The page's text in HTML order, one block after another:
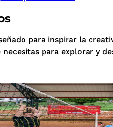
para inspirar la
para explorar y